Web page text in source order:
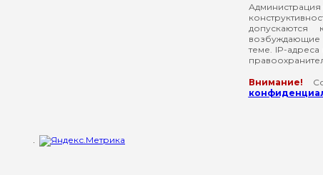
возбуждающие
теме. IP-
Внимание!